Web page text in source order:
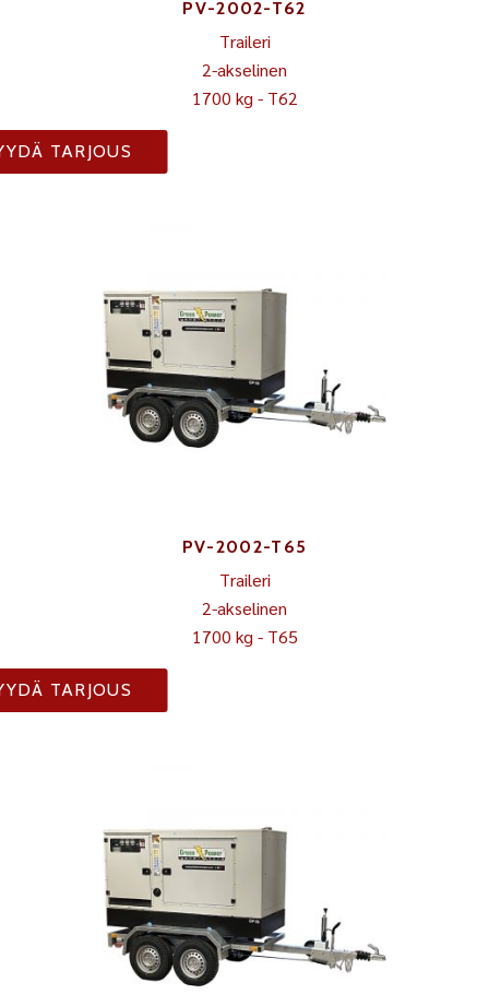
PV-2002-T62
Traileri
2-akselinen
1700 kg - T62
TARJOUS
PV-2002-T65
Traileri
2-akselinen
1700 kg - T65
TARJOUS